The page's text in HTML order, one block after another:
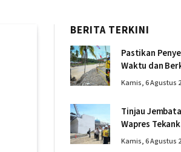
BERITA TERKINI
Pastikan
Waktu dan
Tinjau
Kamis, 6 Agustus
Tinjau
Wapres
Infrastruktur
Kamis, 6 Agustus